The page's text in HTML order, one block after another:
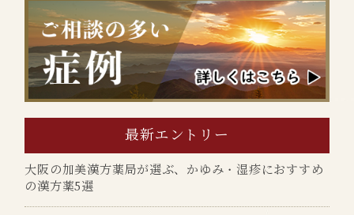
最新エントリー
大阪の加美漢方薬局が選ぶ、かゆみ・湿疹におすすめ
の漢方薬5選